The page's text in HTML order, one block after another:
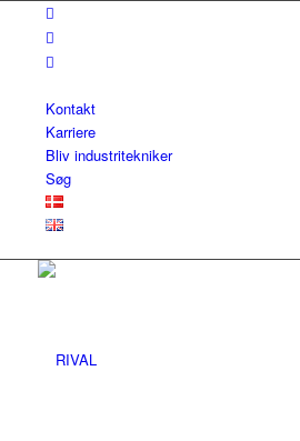
Kontakt
Karriere
Bliv industritekniker
Søg